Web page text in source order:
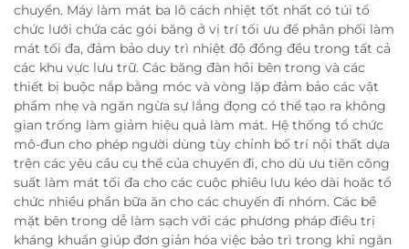
chuyển. Máy làm mát ba lô cách nhiệt tốt nhất có túi tổ
chức lưới chứa các gói băng ở vị trí tối ưu để phân phối làm
mát tối đa, đảm bảo duy trì nhiệt độ đồng đều trong tất cả
các khu vực lưu trữ. Các băng đàn hồi bên trong và các
thiết bị buộc nắp bằng móc và vòng lặp đảm bảo các vật
phẩm nhẹ và ngăn ngừa sự lắng đọng có thể tạo ra không
gian trống làm giảm hiệu quả làm mát. Hệ thống tổ chức
mô-đun cho phép người dùng tùy chỉnh bố trí nội thất dựa
trên các yêu cầu cụ thể của chuyến đi, cho dù ưu tiên công
suất làm mát tối đa cho các cuộc phiêu lưu kéo dài hoặc tổ
chức nhiều phần bữa ăn cho các chuyến đi nhóm. Các bề
mặt bên trong dễ làm sạch với các phương pháp điều trị
kháng khuẩn giúp đơn giản hóa việc bảo trì trong khi ngăn